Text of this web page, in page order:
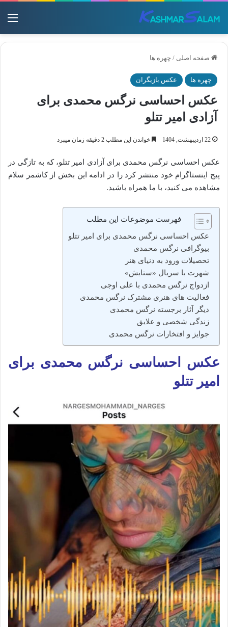
صفحه اصلی / چهره ها
چهره ها عکس بازیگران
عکس احساسی نرگس محمدی برای
آزادی امیر تتلو
22 اردیبهشت, 1404 خواندن این مطلب 2 دقیقه زمان میبرد
عکس احساسی نرگس محمدی برای آزادی امیر تتلو، که به تازگی در
پیج اینستاگرام خود منتشر کرد را در ادامه این بخش از کاشمر سلام
مشاهده می کنید، با ما همراه باشید.
فهرست موضوعات این مطلب
عکس احساسی نرگس محمدی برای امیر تتلو
بیوگرافی نرگس محمدی
تحصیلات ورود به دنیای هنر
شهرت با سریال «ستایش»
ازدواج نرگس محمدی با علی اوجی
فعالیت‌ های هنری مشترک نرگس محمدی
دیگر آثار برجسته نرگس محمدی
زندگی شخصی و علایق
جوایز و افتخارات نرگس محمدی
عکس احساسی نرگس محمدی برای
امیر تتلو